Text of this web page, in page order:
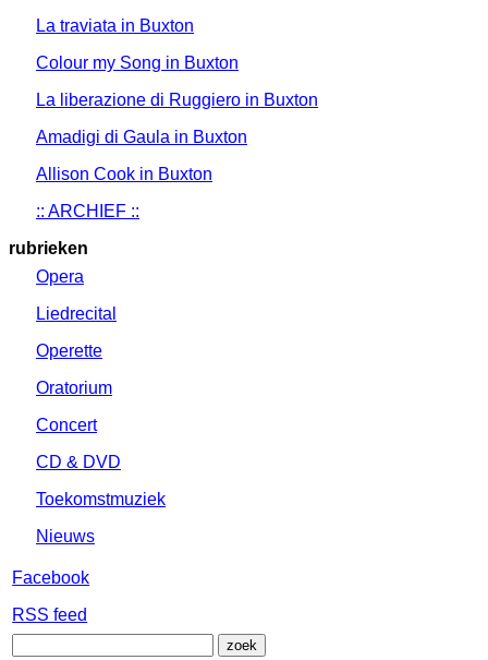
La traviata in Buxton
Colour my Song in Buxton
La liberazione di Ruggiero in Buxton
Amadigi di Gaula in Buxton
Allison Cook in Buxton
:: ARCHIEF ::
rubrieken
Opera
Liedrecital
Operette
Oratorium
Concert
CD & DVD
Toekomstmuziek
Nieuws
Facebook
RSS feed